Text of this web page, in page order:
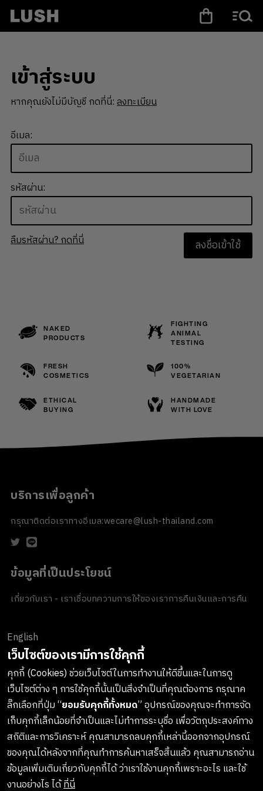
เข้าสู่ระบบ
หากคุณยังไม่มีบัญชี กดที่นี่:ลงทะเบียน
อีเมล:
รหัสผ่าน:
ลืมรหัสผ่าน? กดที่นี่ ลงชื่อเข้าใช้
NAKED
PRODUCTS
FIGHTING
ANIMAL
TESTING
FRESH
COSMETICS
100%
VEGETARIAN
ETHICAL
BUYING
HANDMADE
WITH LOVE
บริการเพื่อลูกค้า
กรุณาติดต่อเราทางอีเมล:wecare@lush-thailand.com
ข้อมูลที่เป็นประโยชน์
เกี่ยวกับเรา - เราเชื่อบทความการให้ของเราการคืนเงินและการคืน
ช่องทางการชำระเงิน
ลงทะเบียนรับข่าวสารจาก LUSH
เกาะติดทุกการอัพเดทสินค้าใหม่ๆ กิจกรรมต่างๆและอื่นๆอีกมากมาย
ทางบริษัทจะไม่เปิดเผยหรือเผยแพร่ข้อมูลส่วนตัวของคุณให้แก่
บุคคลที่สาม และคุณสามารถกดยกเลิกรับข่าวสารได้ทุกเมื่อ
English
เว็บไซต์ของเรามีการใช้คุกกี้
คุกกี้ (Cookies) ช่วยเว็บไซต์ในการทำงานให้ดีขึ้นและในการดู
เว็บไซต์ต่าง ๆ การใช้คุกกี้นั้นเป็นสิ่งจำเป็นที่คุณต้องการ กรุณาค
ลิ๊กเลือกที่ปุ่ม “ยอมรับคุกกี้ทั้งหมด” อุปกรณ์ของคุณจะทำการจัด
เก็บคุกกี้เล็กน้อยที่จำเป็นและไม่ทำการระบุชื่อ เพื่อวัตถุประสงค์ทาง
สถิติและการวิเคราะห์ คุณสามารถลบคุกกี้เหล่านี้ออกจากอุปกรณ์
ของคุณได้หลังจากที่คุณทำการค้นหาเสร็จสิ้นแล้ว คุณสามารถอ่าน
ข้อมูลเพิ่มเติมเกี่ยวกับคุกกี้ได้ ว่าเราใช้งานคุกกี้เพราะอะไร และใช้
งานอย่างไร ได้ที่นี่